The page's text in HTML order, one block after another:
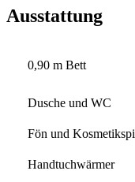
Ausstattung
0,90 m Bett
Dusche und WC
Fön und
Handtuchwärmer